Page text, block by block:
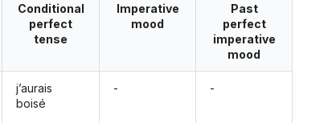
Conditional
perfect
tense
j’aurais
boisé
Imperative
mood
-
Past
perfect
imperative
mood
-